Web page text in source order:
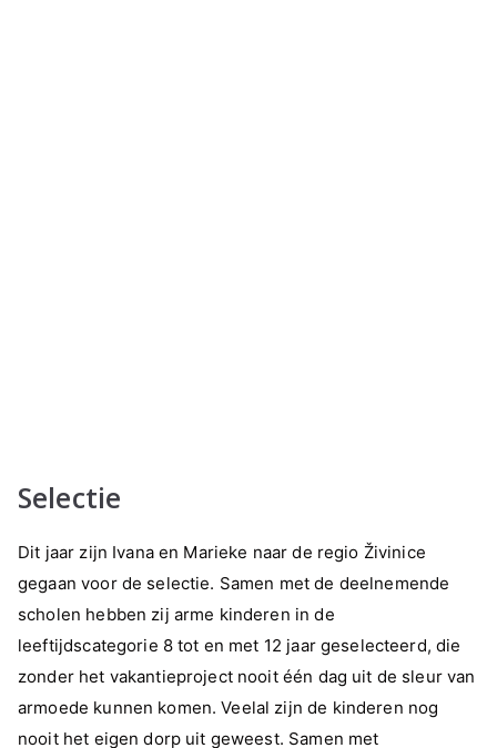
Selectie
Dit jaar zijn Ivana en Marieke naar de regio Živinice
gegaan voor de selectie. Samen met de deelnemende
scholen hebben zij arme kinderen in de
leeftijdscategorie 8 tot en met 12 jaar geselecteerd, die
zonder het vakantieproject nooit één dag uit de sleur van
armoede kunnen komen. Veelal zijn de kinderen nog
nooit het eigen dorp uit geweest. Samen met